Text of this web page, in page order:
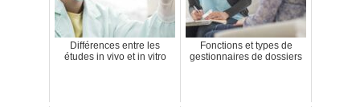
Différences entre les
études in vivo et in vitro
Fonctions et types de
gestionnaires de dossiers